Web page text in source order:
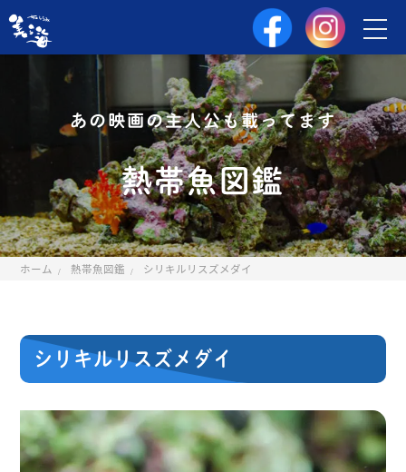
あの映画の主人公も載ってます
熱帯魚図鑑
ホーム 熱帯魚図鑑 シリキルリスズメダイ
シリキルリスズメダイ